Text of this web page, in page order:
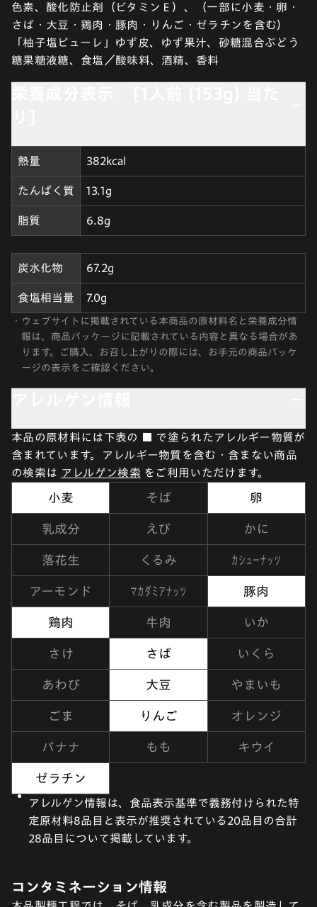
色素、酸化防止剤（ビタミンＥ）、（一部に小麦・卵・
さば・大豆・鶏肉・豚肉・りんご・ゼラチンを含む）
「柚子塩ピューレ」ゆず皮、ゆず果汁、砂糖混合ぶどう
糖果糖液糖、食塩／酸味料、酒精、香料
熱量 382kcal
たんぱく質 13.1g
脂質 6.8g
炭水化物 67.2g
食塩相当量 7.0g
・ ウェブサイトに掲載されている本商品の原材料名と栄養成分情
報は、商品パッケージに記載されている内容と異なる場合があ
ります。ご購入、お召し上がりの際には、お手元の商品パッケ
ージの表示をご確認ください。
本品の原材料には下表の ■ で塗られたアレルギー物質が
含まれています。アレルギー物質を含む・含まない商品
の検索は アレルゲン検索 をご利用いただけます。
小麦 そば 卵
乳成分 えび かに
落花生 くるみ カシューナッツ
アーモンド マカダミアナッツ 豚肉
鶏肉 牛肉 いか
さけ さば いくら
あわび 大豆 やまいも
ごま りんご オレンジ
バナナ もも キウイ
ゼラチン
アレルゲン情報は、食品表示基準で義務付けられた特
定原材料8品目と表示が推奨されている20品目の合計
28品目について掲載しています。
コンタミネーション情報